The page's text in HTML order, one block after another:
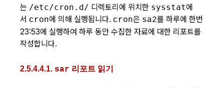
는 /etc/cron.d/ 디렉토리에 위치한 sysstat에
서 cron에 의해 실행됩니다. cron은 sa2를 하루에 한번
23:53에 실행하여 하루 동안 수집한 자료에 대한 리포트를
작성합니다.
2.5.4.4.1. sar 리포트 읽기